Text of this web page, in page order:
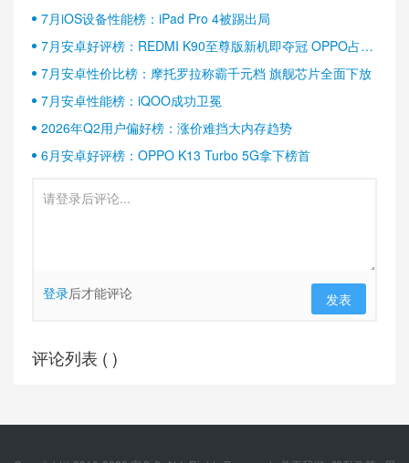
7月iOS设备性能榜：iPad Pro 4被踢出局
7月安卓好评榜：REDMI K90至尊版新机即夺冠 OPPO占据
半壁江山
7月安卓性价比榜：摩托罗拉称霸千元档 旗舰芯片全面下放
7月安卓性能榜：iQOO成功卫冕
2026年Q2用户偏好榜：涨价难挡大内存趋势
6月安卓好评榜：OPPO K13 Turbo 5G拿下榜首
登录后才能评论 发表
评论列表 ( )